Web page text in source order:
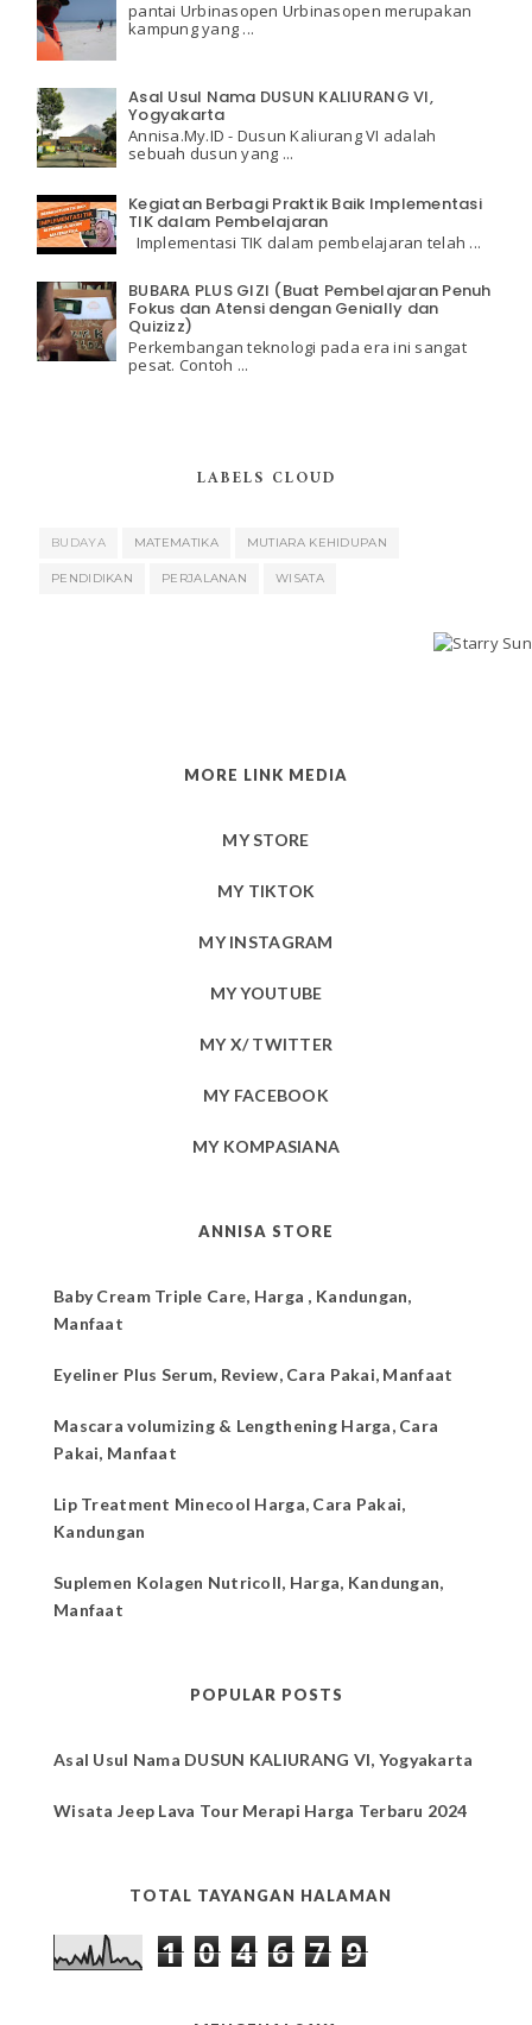
pantai Urbinasopen Urbinasopen merupakan
kampung yang ...
Asal Usul Nama DUSUN KALIURANG VI,
Yogyakarta
Annisa.My.ID - Dusun Kaliurang VI adalah
sebuah dusun yang ...
Kegiatan Berbagi Praktik Baik Implementasi
TIK dalam Pembelajaran
Implementasi TIK dalam pembelajaran telah ...
BUBARA PLUS GIZI (Buat Pembelajaran Penuh
Fokus dan Atensi dengan Genially dan
Quizizz)
Perkembangan teknologi pada era ini sangat
pesat. Contoh ...
LABELS CLOUD
BUDAYA MATEMATIKA MUTIARA KEHIDUPAN
PENDIDIKAN PERJALANAN WISATA
MORE LINK MEDIA
MY STORE
MY TIKTOK
MY INSTAGRAM
MY YOUTUBE
MY X/ TWITTER
MY FACEBOOK
MY KOMPASIANA
ANNISA STORE
Baby Cream Triple Care, Harga , Kandungan,
Manfaat
Eyeliner Plus Serum, Review, Cara Pakai, Manfaat
Mascara volumizing & Lengthening Harga, Cara
Pakai, Manfaat
Lip Treatment Minecool Harga, Cara Pakai,
Kandungan
Suplemen Kolagen Nutricoll, Harga, Kandungan,
Manfaat
POPULAR POSTS
Asal Usul Nama DUSUN KALIURANG VI, Yogyakarta
Wisata Jeep Lava Tour Merapi Harga Terbaru 2024
TOTAL TAYANGAN HALAMAN
1 0 4 6 7 9